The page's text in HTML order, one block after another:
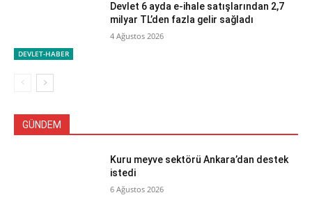
DEVLET-HABER
Devlet 6 ayda e-ihale satışlarından 2,7
milyar TL’den fazla gelir sağladı
4 Ağustos 2026
GÜNDEM
Kuru meyve sektörü Ankara’dan destek
istedi
6 Ağustos 2026